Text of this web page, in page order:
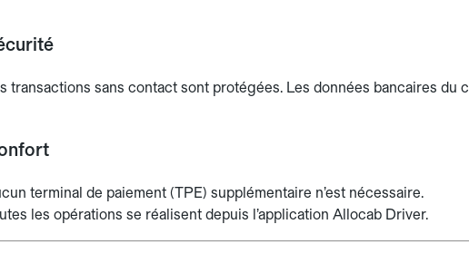
transactions sans contact sont protégées. Les données bancaires du
terminal de paiement (TPE) supplémentaire n’est nécessaire.
les opérations se réalisent depuis l’application Allocab Driver.